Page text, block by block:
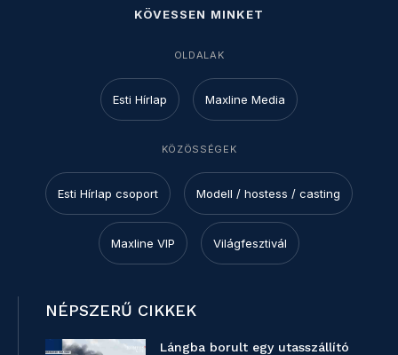
KÖVESSEN MINKET
OLDALAK
Esti Hírlap Maxline Media
KÖZÖSSÉGEK
Esti Hírlap csoport Modell / hostess / casting
Maxline VIP Világfesztivál
NÉPSZERŰ CIKKEK
Lángba borult egy utasszállító